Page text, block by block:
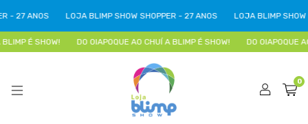
- 27 ANOS LOJA BLIMP SHOW SHOPPER - 27 ANOS LOJA BLIMP SHOW
É SHOW! DO OIAPOQUE AO CHUÍ A BLIMP É SHOW! DO OIAPOQUE
0